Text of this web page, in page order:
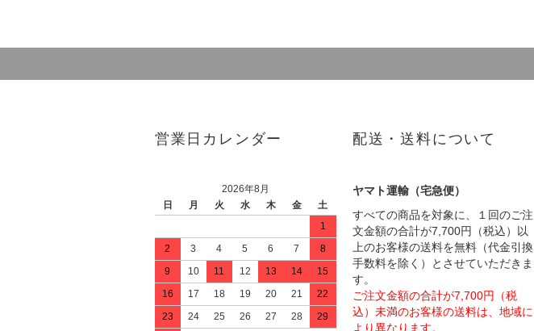
営業日カレンダー
2026年8月
日
月 火 水 木 金
土
1
2
3 4 5 6 7
8
9
10 11 12 13 14
15
16
17 18 19 20 21
22
23
24 25 26 27 28 29
配送・送料について
ヤマト運輸（宅急便）
すべての商品を対象に、１回のご注
文金額の合計が7,700円（税込）以
上のお客様の送料を無料（代金引換
手数料を除く）とさせていただきま
す。
ご注文金額の合計が7,700円（税
込）未満のお客様の送料は、地域に
より異なります。